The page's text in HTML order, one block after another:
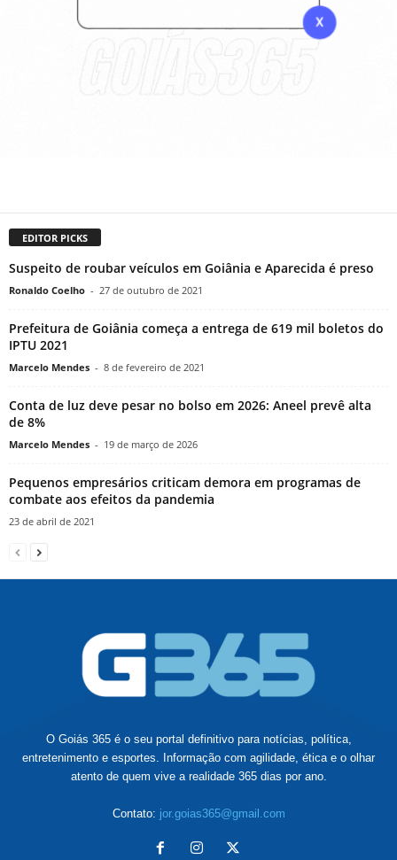
EDITOR PICKS
Suspeito de roubar veículos em Goiânia e Aparecida é preso
Ronaldo Coelho - 27 de outubro de 2021
Prefeitura de Goiânia começa a entrega de 619 mil boletos do
IPTU 2021
Marcelo Mendes - 8 de fevereiro de 2021
Conta de luz deve pesar no bolso em 2026: Aneel prevê alta
de 8%
Marcelo Mendes - 19 de março de 2026
Pequenos empresários criticam demora em programas de
combate aos efeitos da pandemia
23 de abril de 2021
O Goiás 365 é o seu portal definitivo para notícias, política,
entretenimento e esportes. Informação com agilidade, ética e o olhar
atento de quem vive a realidade 365 dias por ano.
Contato: jor.goias365@gmail.com